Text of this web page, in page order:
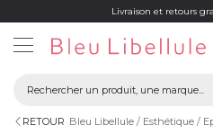
Livraison et retours
RETOUR Bleu Libellule Esthétique